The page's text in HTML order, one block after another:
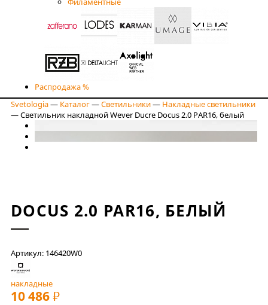
Распродажа %
Svetologia— Каталог—Светильники— Накладные светильники
—Светильник накладной Wever Ducre Docus 2.0 PAR16, белый
DOCUS 2.0 PAR16, БЕЛЫЙ
Артикул: 146420W0
накладные
10 486 РУБ